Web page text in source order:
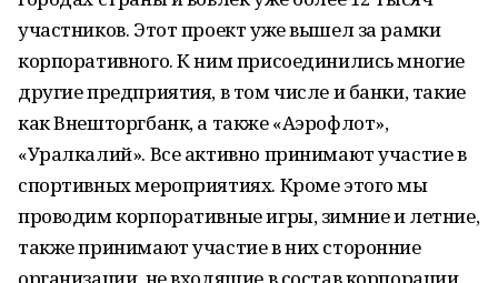
участников. Этот проект уже вышел за рамки
корпоративного. К ним присоединились многие
другие предприятия, в том числе и банки, такие
как Внешторгбанк, а также «Аэрофлот»,
«Уралкалий». Все активно принимают участие в
спортивных мероприятиях. Кроме этого мы
проводим корпоративные игры, зимние и летние,
также принимают участие в них сторонние